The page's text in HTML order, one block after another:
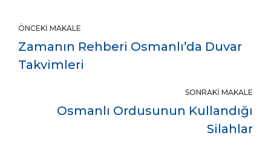
ÖNCEKI MAKALE
Zamanın Rehberi Osmanlı’da Duvar
Takvimleri
SONRAKI MAKALE
Osmanlı Ordusunun Kullandığı
Silahlar